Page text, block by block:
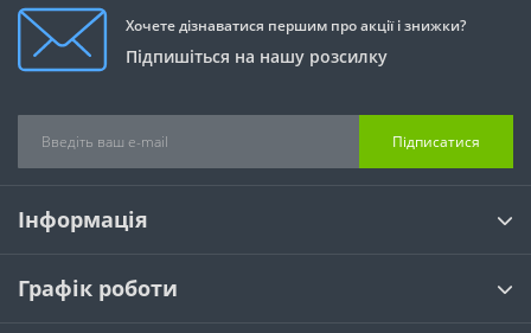
Хочете дізнаватися першим про акції і знижки?
Підпишіться на нашу розсилку
Підписатися
Інформація
Графік роботи